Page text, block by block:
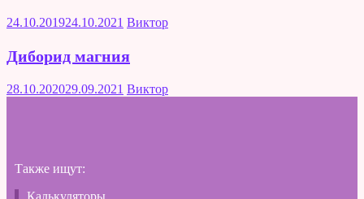
24.10.201924.10.2021 Виктор
Диборид магния
28.10.202029.09.2021 Виктор
Также ищут: